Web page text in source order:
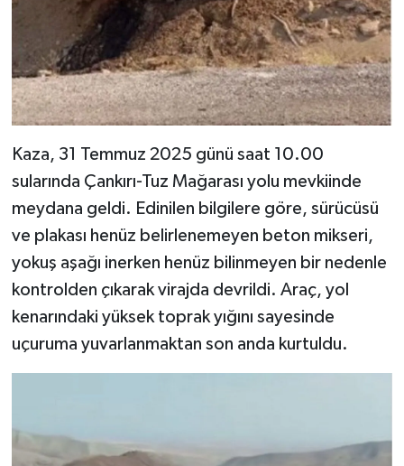
Kaza, 31 Temmuz 2025 günü saat 10.00
sularında Çankırı-Tuz Mağarası yolu mevkiinde
meydana geldi. Edinilen bilgilere göre, sürücüsü
ve plakası henüz belirlenemeyen beton mikseri,
yokuş aşağı inerken henüz bilinmeyen bir nedenle
kontrolden çıkarak virajda devrildi. Araç, yol
kenarındaki yüksek toprak yığını sayesinde
uçuruma yuvarlanmaktan son anda kurtuldu.